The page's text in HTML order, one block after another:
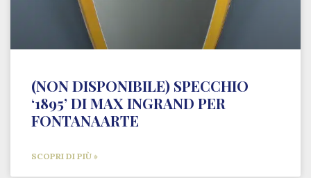
(NON DISPONIBILE) SPECCHIO
‘1895’ DI MAX INGRAND PER
FONTANAARTE
SCOPRI DI PIÙ »